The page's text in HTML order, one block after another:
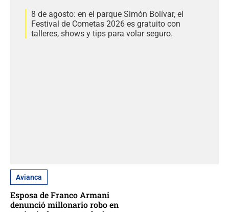
8 de agosto: en el parque Simón Bolívar, el
Festival de Cometas 2026 es gratuito con
talleres, shows y tips para volar seguro.
Avianca
Esposa de Franco Armani
denunció millonario robo en